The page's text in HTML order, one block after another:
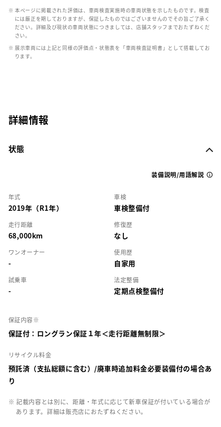
※ 本ページに掲載された評価は、車両検査実施時の車両状態を示したものです。検査
には厳正を期しておりますが、保証したものではございませんのでその旨ご了承く
ださい。詳細及び現状の車両状態につきましては、店舗スタッフまでおたずねくだ
さい。
※ 展示車両には上記と同様の評価点・状態表を「車両検査証明書」として搭載してお
ります。
詳細情報
状態
装備説明/用語解説
年式
2019年（R1年）
車検
車検整備付
走行距離
68,000km
修復歴
なし
ワンオーナー
-
使用歴
自家用
試乗車
-
法定整備
定期点検整備付
保証内容※
保証付：ロングラン保証１年＜走行距離無制限＞
リサイクル料金
預託済（支払総額に含む）/廃車時追加料金必要装備付の場合あ
り
※ 記載内容とは別に、距離・年式に応じて新車保証が付いている場合が
あります。詳細は販売店におたずねください。